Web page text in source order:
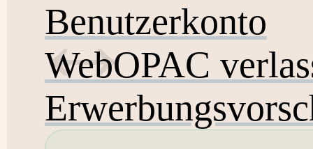
Benutzerkonto
WebOPAC